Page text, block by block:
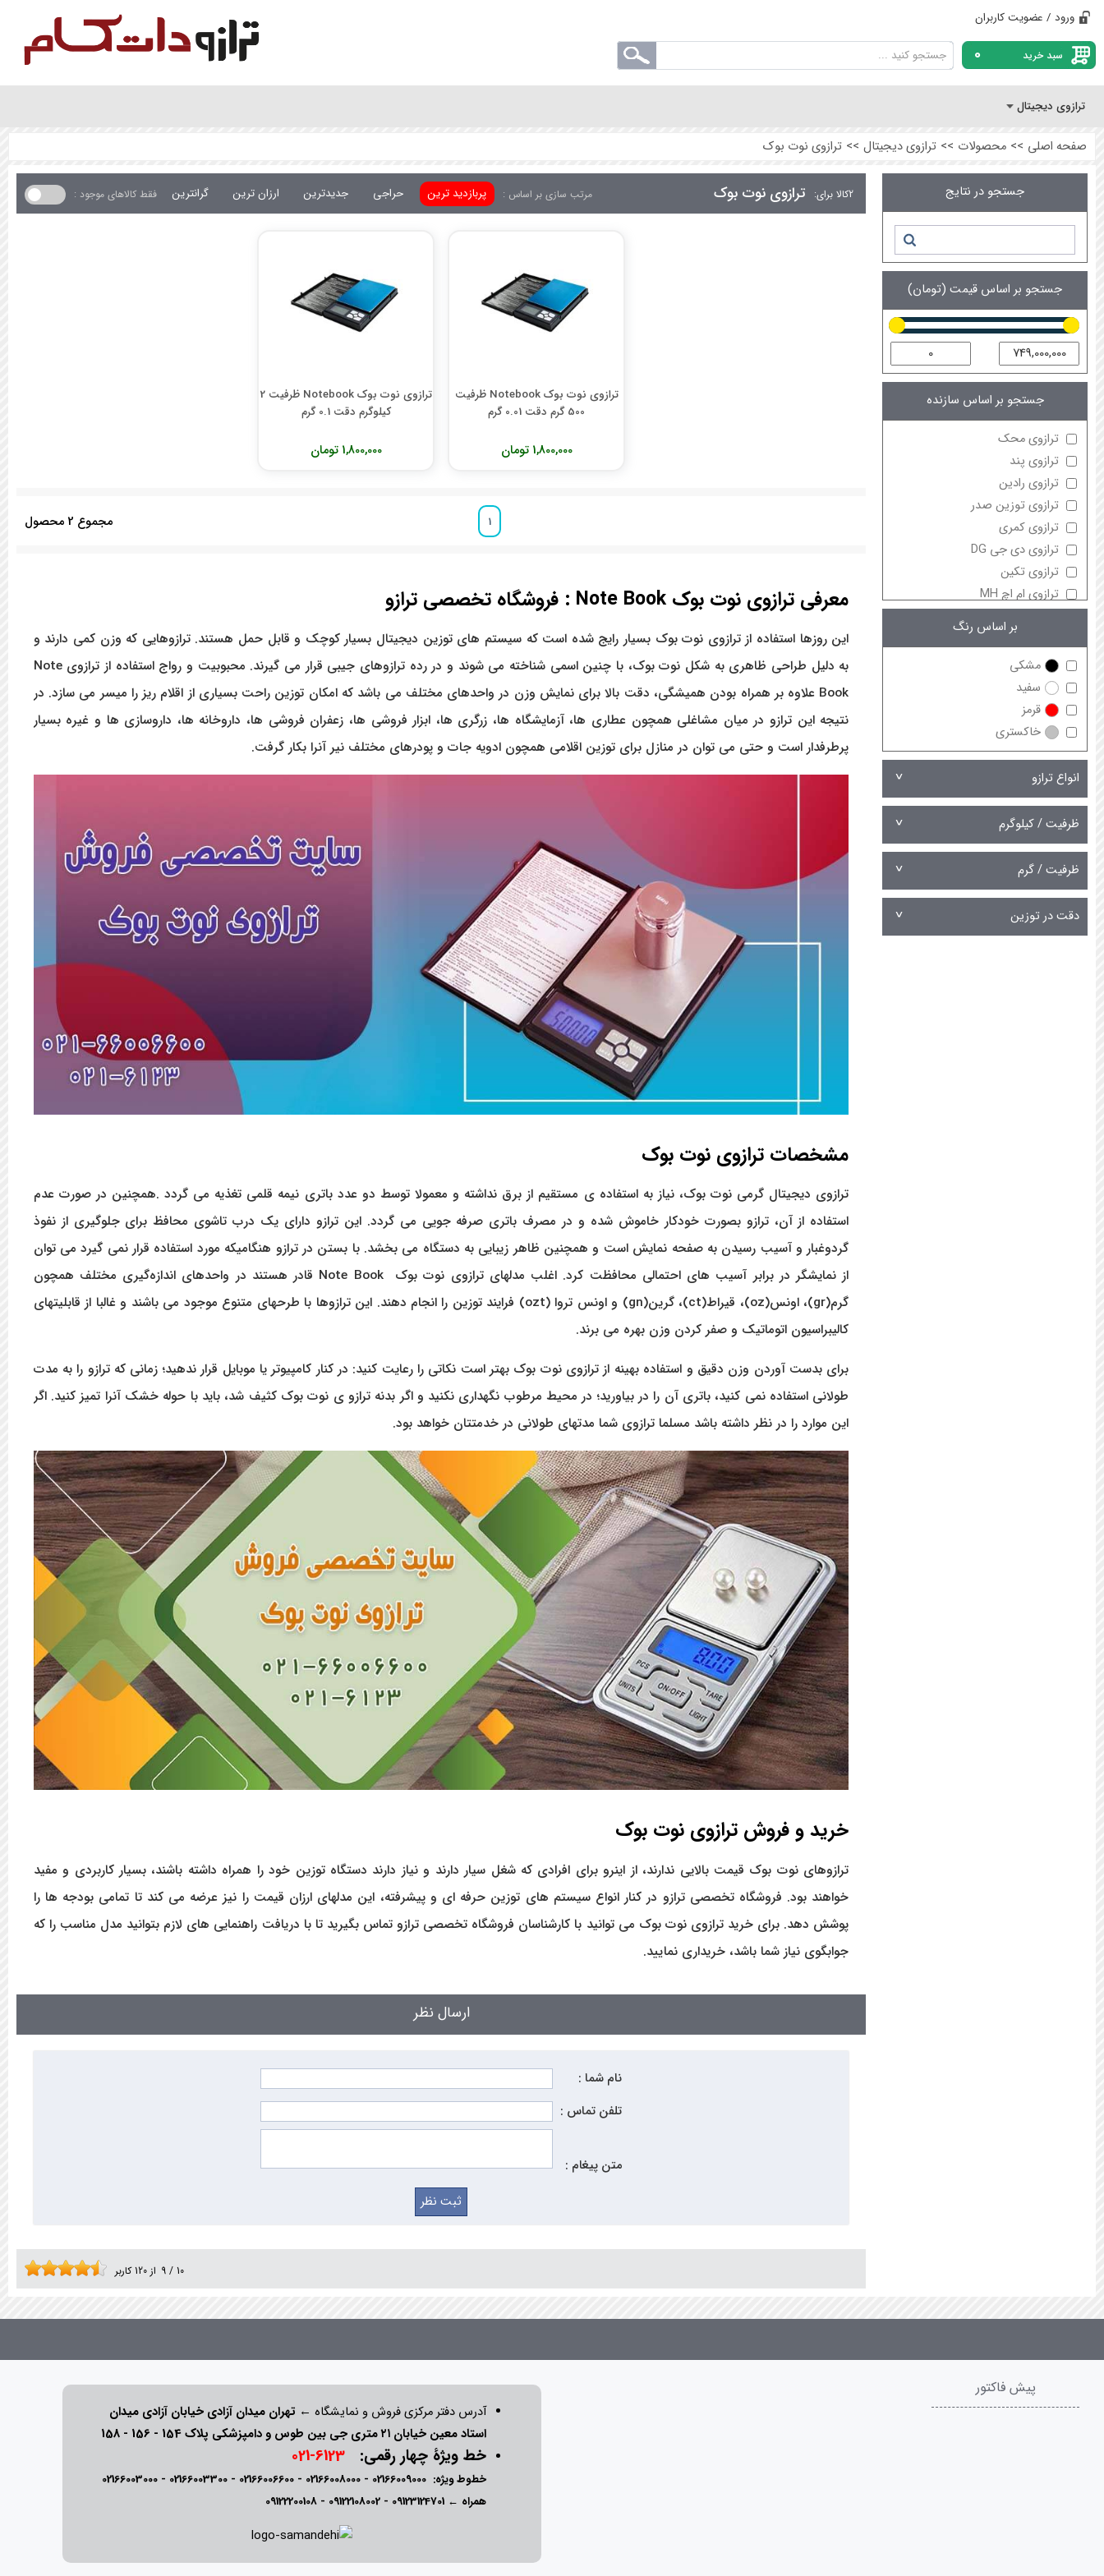
ورود / عضویت کاربران
سبد خرید 0
ترازوی دیجیتال
صفحه اصلی >> محصولات >> ترازوی دیجیتال >> ترازوی نوت بوک
جستجو در نتایج
جستجو بر اساس قیمت (تومان)
جستجو بر اساس سازنده
ترازوی محک
ترازوی پند
ترازوی رادین
ترازوی توزین صدر
ترازوی کمری
ترازوی دی جی DG
ترازوی تکین
ترازوی ام اچ MH
ترازوی کس CAS
ترازوی ساتریو
ترازوی ای سی یو ACU
ترازوی دیبال
ترازوی اعتماد
ترازوی صبا
ترازوی سروین
ترازوی نوت بوک
ترازوی ای ان دی AND
ترازوی سارتریوس
ترازوی کیا
ترازوی آدام
بر اساس رنگ
مشکی
سفید
قرمز
خاکستری
انواع ترازو
ظرفیت / کیلوگرم
ظرفیت / گرم
دقت در توزین
2کالا برای: ترازوی نوت بوک مرتب سازی بر اساس : پربازدید ترین حراجی جدیدترین ارزان ترین گرانترین فقط کالاهای موجود :
ترازوی نوت بوک Notebook ظرفیت
500 گرم دقت 0.01 گرم
1,800,000 تومان
ترازوی نوت بوک Notebook ظرفیت 2
کیلوگرم دقت 0.1 گرم
1,800,000 تومان
1 مجموع 2 محصول
معرفی ترازوی نوت بوک Note Book : فروشگاه تخصصی ترازو
این روزها استفاده از ترازوی نوت بوک بسیار رایج شده است که سیستم های توزین دیجیتال بسیار کوچک و قابل حمل هستند. ترازوهایی که وزن کمی دارند و
به دلیل طراحی ظاهری به شکل نوت بوک، با چنین اسمی شناخته می شوند و در رده ترازوهای جیبی قرار می گیرند. محبوبیت و رواج استفاده از ترازوی Note
Book علاوه بر همراه بودن همیشگی، دقت بالا برای نمایش وزن در واحدهای مختلف می باشد که امکان توزین راحت بسیاری از اقلام ریز را میسر می سازد. در
نتیجه این ترازو در میان مشاغلی همچون عطاری ها، آزمایشگاه ها، زرگری ها، ابزار فروشی ها، زعفران فروشی ها، داروخانه ها، داروسازی ها و غیره بسیار
پرطرفدار است و حتی می توان در منازل برای توزین اقلامی همچون ادویه جات و پودرهای مختلف نیر آنرا بکار گرفت.
مشخصات ترازوی نوت بوک
ترازوی دیجیتال گرمی نوت بوک، نیاز به استفاده ی مستقیم از برق نداشته و معمولا توسط دو عدد باتری نیمه قلمی تغذیه می گردد .همچنین در صورت عدم
استفاده از آن، ترازو بصورت خودکار خاموش شده و در مصرف باتری صرفه جویی می گردد. این ترازو دارای یک درب تاشوی محافظ برای جلوگیری از نفوذ
گردوغبار و آسیب رسیدن به صفحه نمایش است و همچنین ظاهر زیبایی به دستگاه می بخشد. با بستن در ترازو هنگامیکه مورد استفاده قرار نمی گیرد می توان
از نمایشگر در برابر آسیب های احتمالی محافظت کرد. اغلب مدلهای ترازوی نوت بوک Note Book
قادر هستند در واحدهای اندازه‌گیری مختلف همچون
گرم(
gr)، اونس(oz)، قیراط(ct)، گرین(gn) و اونس تروا (ozt) فرایند توزین را انجام دهند. این ترازوها با طرحهای متنوع موجود می باشند و غالبا از قابلیتهای
کالیبراسیون اتوماتیک و صفر کردن وزن بهره می برند.
برای بدست آوردن وزن دقیق و استفاده بهینه از ترازوی نوت بوک بهتر است نکاتی را رعایت کنید: در کنار کامپیوتر یا موبایل قرار ندهید؛ زمانی که ترازو را به مدت
طولانی استفاده نمی کنید، باتری آن را در بیاورید؛ در محیط مرطوب نگهداری نکنید و اگر بدنه ترازو ی نوت بوک کثیف شد، باید با حوله خشک آنرا تمیز کنید. اگر
این موارد را در نظر داشته باشد مسلما ترازوی شما مدتهای طولانی در خدمتتان خواهد بود.
خرید و فروش ترازوی نوت بوک
ترازوهای نوت بوک قیمت بالایی ندارند، از اینرو برای افرادی که شغل سیار دارند و نیاز دارند دستگاه توزین خود را همراه داشته باشند، بسیار کاربردی و مفید
خواهند بود. فروشگاه تخصصی ترازو در کنار انواع سیستم های توزین حرفه ای و پیشرفته، این مدلهای ارزان قیمت را نیز عرضه می کند تا تمامی بودجه ها را
پوشش دهد. برای خرید ترازوی نوت بوک می توانید با کارشناسان فروشگاه تخصصی ترازو تماس بگیرید تا با دریافت راهنمایی های لازم بتوانید مدل مناسب را که
جوابگوی نیاز شما باشد، خریداری نمایید.
ارسال نظر
نام شما :
تلفن تماس :
متن پیغام :
9 / 10 از 120کاربر
پیش فاکتور
آدرس دفتر مرکزی فروش و نمایشگاه ← تهران میدان آزادی خیابان آزادی میدان
استاد معین خیابان ۲۱ متری جی بین طوس و دامپزشکی پلاک 154 - 156 - 158
خط ویژۀ چهار رقمی: 6123-021
خطوط ویژه: 02166009000
-
02166008000
-
02166006600
-
02166003300
-
02166003000
همراه ← 09123124701
-
09122108002
-
09122200108